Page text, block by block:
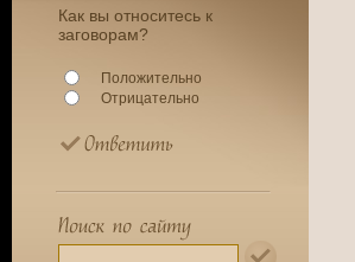
Как вы относитесь к
заговорам?
Положительно
Отрицательно